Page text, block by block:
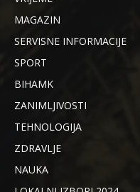
MAGAZIN
SERVISNE INFORMACIJE
SPORT
BIHAMK
ZANIMLJIVOSTI
TEHNOLOGIJA
ZDRAVLJE
NAUKA